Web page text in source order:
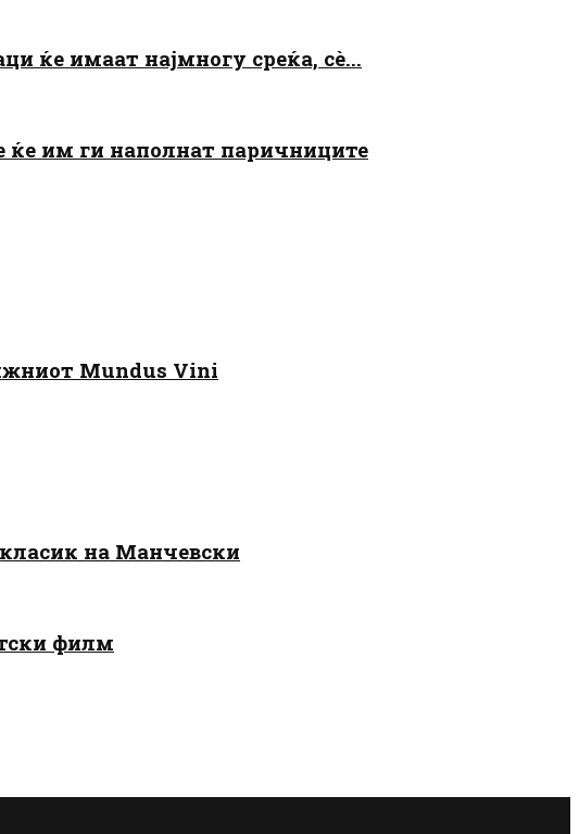
ќе имаат најмногу среќа, сè...
ќе им ги наполнат паричниците
Mundus Vini
на Манчевски
филм